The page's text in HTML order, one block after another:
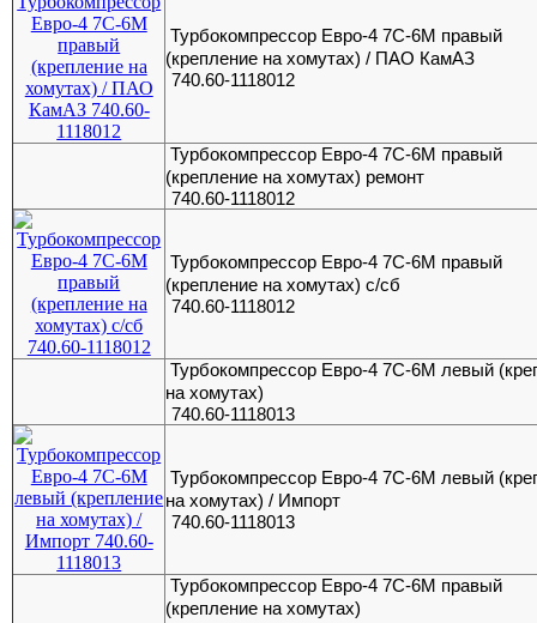
Турбокомпрессор Евро-4 7С-6М правый
(крепление на хомутах) / ПАО КамАЗ
740.60-1118012
Турбокомпрессор Евро-4 7С-6М правый
(крепление на хомутах) ремонт
740.60-1118012
Турбокомпрессор Евро-4 7С-6М правый
(крепление на хомутах) с/сб
740.60-1118012
Турбокомпрессор Евро-4 7С-6М левый
на хомутах)
740.60-1118013
Турбокомпрессор Евро-4 7С-6М левый
на хомутах) / Импорт
740.60-1118013
Турбокомпрессор Евро-4 7С-6М правый
(крепление на хомутах)